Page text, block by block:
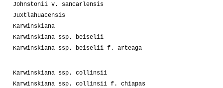
Johnstonii v. sancarlensis
Juxtlahuacensis
Karwinskiana
Karwinskiana ssp. beiselii
Karwinskiana ssp. beiselii f. arteaga
Karwinskiana ssp. collinsii
Karwinskiana ssp. collinsii f. chiapas